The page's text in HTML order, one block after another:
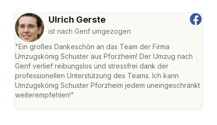
Ulrich Gerste
ist nach Genf umgezogen
"Ein großes Dankeschön an das Team der Firma
Umzugskönig Schuster aus Pforzheim! Der Umzug nach
Genf verlief reibungslos und stressfrei dank der
professionellen Unterstützung des Teams. Ich kann
Umzugskönig Schuster Pforzheim jedem uneingeschränkt
weiterempfehlen!"